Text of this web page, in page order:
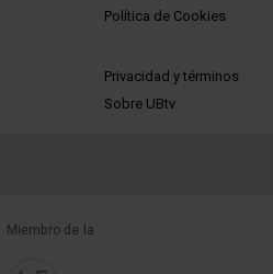
Política de Cookies
PEU 2
Privacidad y términos
Sobre UBtv
Miembro de la